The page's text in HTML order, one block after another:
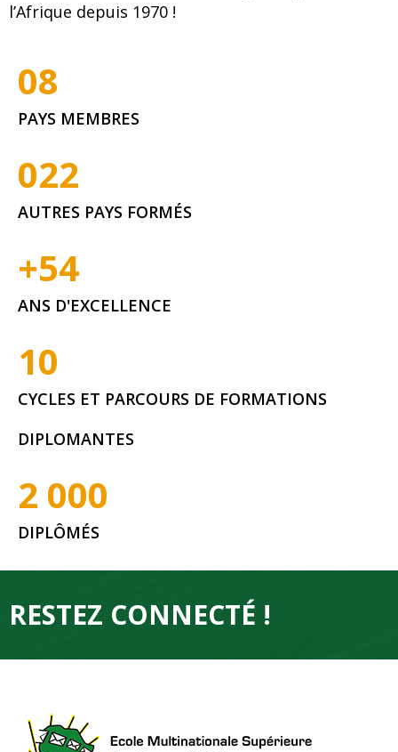
l’Afrique depuis 1970 !
08
PAYS MEMBRES
022
AUTRES PAYS FORMÉS
+54
ANS D'EXCELLENCE
10
CYCLES ET PARCOURS DE FORMATIONS
DIPLOMANTES
2 000
DIPLÔMÉS
RESTEZ CONNECTÉ !